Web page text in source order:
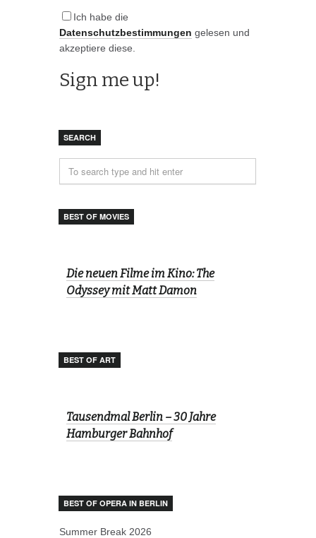
Ich habe die
Datenschutzbestimmungen gelesen und
akzeptiere diese.
SEARCH
BEST OF MOVIES
Die neuen Filme im Kino: The
Odyssey mit Matt Damon
BEST OF ART
Tausendmal Berlin – 30 Jahre
Hamburger Bahnhof
BEST OF OPERA IN BERLIN
Summer Break 2026